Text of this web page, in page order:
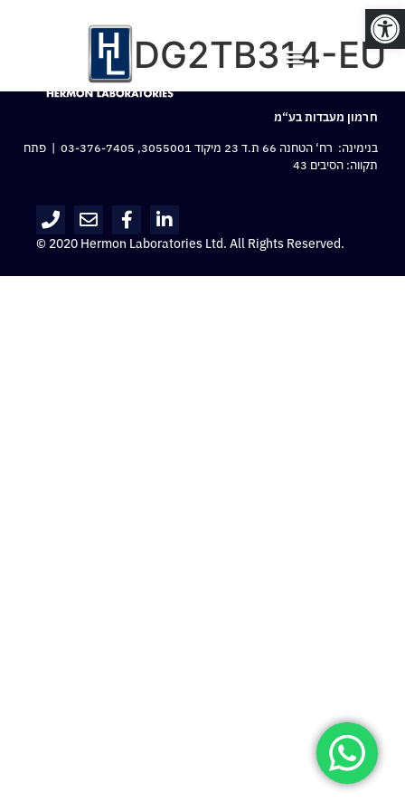
פתח סרגל נגישות
HDG2TB314-EU
חרמון מעבדות בע“מ
בנימינה: רח‘ הטחנה 66 ת.ד 23 מיקוד 3055001,
03-376-7405 | פתח
תקווה: הסיבים 43
© 2020 Hermon Laboratories Ltd. All Rights Reserved.